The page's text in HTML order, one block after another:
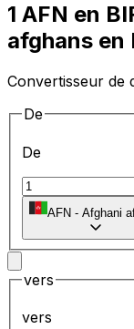
1 AFN en
afghans en
Convertisseur de
De
De
AFN - Afghani
vers
vers